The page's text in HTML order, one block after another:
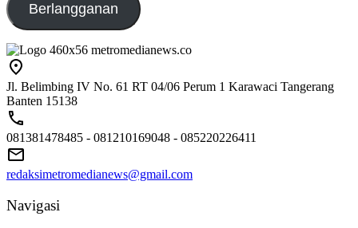
Berlangganan
Jl. Belimbing IV No. 61 RT 04/06 Perum 1 Karawaci Tangerang
Banten 15138
081381478485 - 081210169048 - 085220226411
redaksimetromedianews@gmail.com
Navigasi